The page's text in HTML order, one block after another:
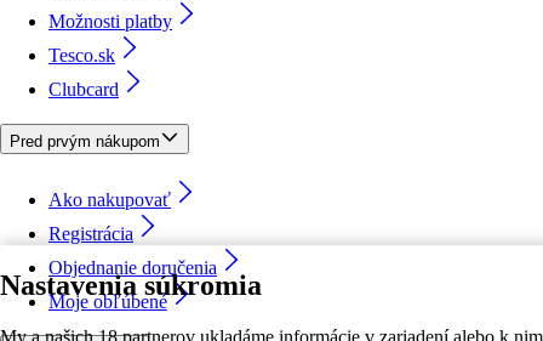
Nastavenia súkromia
My a našich 18 partnerov ukladáme informácie v zariadení alebo k nim
Možnosti platby
Tesco.sk
Clubcard
Pred prvým nákupom
Ako nakupovať
Registrácia
Objednanie doručenia
Moje obľúbené